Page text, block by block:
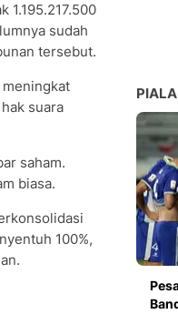
1.195.217.500
sudah
tersebut.
suara
saham.
biasa.
100%,